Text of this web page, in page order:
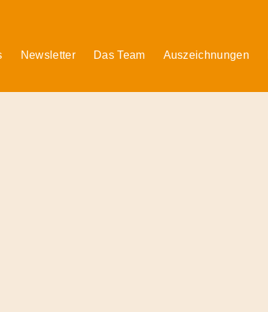
Newsletter Das Team Auszeichnungen